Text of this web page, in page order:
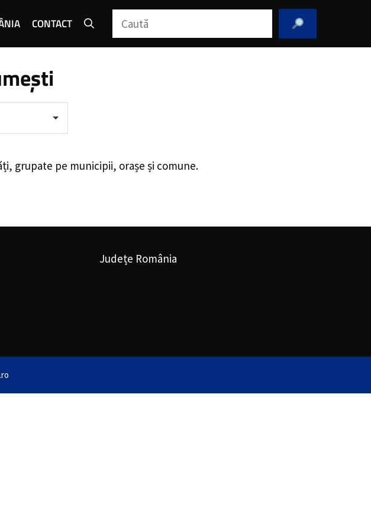
CONTACT Caută
grupate pe municipii, orașe și comune.
Județe România